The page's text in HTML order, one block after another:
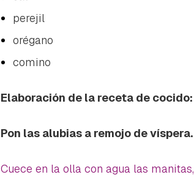
perejil
orégano
comino
Elaboración de la receta de cocido:
Pon las alubias a remojo de víspera.
Cuece en la olla con agua las